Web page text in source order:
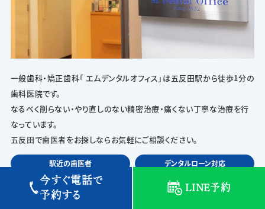
一般歯科・矯正歯科「 エムデンタルオフィス」は五反田駅から徒歩1分の
歯科医院です。
なるべく削らない・やり直しのない精密治療・痛くない丁寧な治療を行
なっています。
五反田で歯医者をお探しならお気軽にご相談ください。
駅近の歯医者 デンタルローン対応
土曜診療 充実の歯科医療設備
今すぐ電話で
予約する
LINE予約